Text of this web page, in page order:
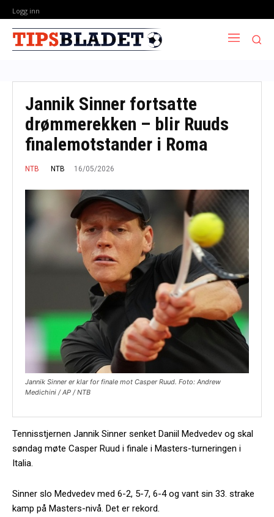
Logg inn
Jannik Sinner fortsatte
drømmerekken – blir Ruuds
finalemotstander i Roma
NTB NTB 16/05/2026
Jannik Sinner er klar for finale mot Casper Ruud. Foto: Andrew
Medichini / AP / NTB
Tennisstjernen Jannik Sinner senket Daniil Medvedev og skal
søndag møte Casper Ruud i finale i Masters-turneringen i
Italia.
Sinner slo Medvedev med 6-2, 5-7, 6-4 og vant sin 33. strake
kamp på Masters-nivå. Det er rekord.